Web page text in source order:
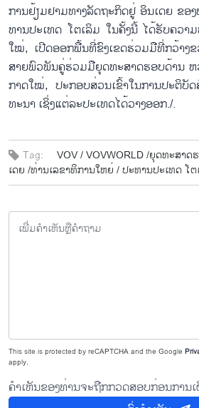
ການ​ຢ້ຽມ​ຢາມ​ທາງ​ລັດ​ຖະ​ກິດ​ຢູ່ ອິນ​ເດຍ ຂອ
ທານ​ປະ​ເທດ ໂຕ​ເລິມ ໃນ​ຄັ້ງ​ນີ້ ໄດ້​ຮັບ​ຄວາ
ໃໝ່, ເປີດອອກ​ພື້ນ​ທີ່​​ຂົງ​ເຂດຮ່ວມ​ມື​ທີ່ກວ້າງ​
ສາຍ​ພົວ​ພັນ​ຄູ່​ຮ່ວມ​ມື​ຍຸດ​ທະ​ສາດ​ຮອບ​ດ້ານ ຫ
ກາດ​ໃໝ່, ປະ​ກອບ​ສ່ວນ​ເຂົ້າ​ໃນ​ການ​ປະ​ຕິ​ບັ
ທະ​ນາ ເຊິ່ງ​ແຕ່​ລະ​ປະ​ເທດ​ໄດ້​ວາງ​ອອກ./.
Tag: VOV /VOVWORLD /ຍຸດ​ທະ​ສາດ​
ເດຍ /​ທ່ານ​ເລ​ຂາ​ທິ​ການ​ໃຫຍ່ /ປະ​ທານ​ປະ​ເທດ ໂຕ​
This site is protected by reCAPTCHA and the Google
apply.
ຄຳເຫັນຂອງທ່ານຈະຖືກກວດສອບກ່ອນການ